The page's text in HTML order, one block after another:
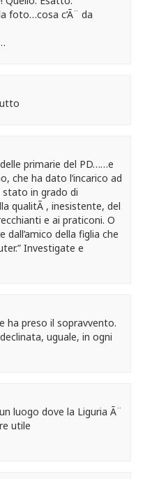
foto…cosa c’Ã¨ da
primarie del PD……e
che ha dato l’incarico ad
stato in grado di
qualitÃ , inesistente, del
e ai praticoni. O
della figlia che
Investigate e
ha preso il sopravvento.
uguale, in ogni
luogo dove la Liguria Ã¨
utile